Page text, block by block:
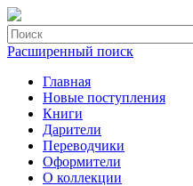
Расширенный поиск
Главная
Новые поступления
Книги
Дарители
Переводчики
Оформители
О коллекции